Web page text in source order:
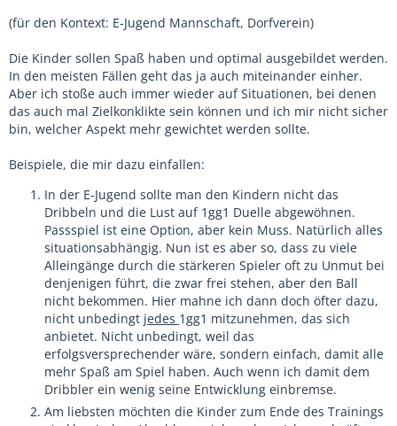
(für den Kontext: E-Jugend Mannschaft, Dorfverein)
Die Kinder sollen Spaß haben und optimal ausgebildet werden.
In den meisten Fällen geht das ja auch miteinander einher.
Aber ich stoße auch immer wieder auf Situationen, bei denen
das auch mal Zielkonklikte sein können und ich mir nicht sicher
bin, welcher Aspekt mehr gewichtet werden sollte.
Beispiele, die mir dazu einfallen:
In der E-Jugend sollte man den Kindern nicht das
Dribbeln und die Lust auf 1gg1 Duelle abgewöhnen.
Passspiel ist eine Option, aber kein Muss. Natürlich alles
situationsabhängig. Nun ist es aber so, dass zu viele
Alleingänge durch die stärkeren Spieler oft zu Unmut bei
denjenigen führt, die zwar frei stehen, aber den Ball
nicht bekommen. Hier mahne ich dann doch öfter dazu,
nicht unbedingt jedes 1gg1 mitzunehmen, das sich
anbietet. Nicht unbedingt, weil das
erfolgsversprechender wäre, sondern einfach, damit alle
mehr Spaß am Spiel haben. Auch wenn ich damit dem
Dribbler ein wenig seine Entwicklung einbremse.
Am liebsten möchten die Kinder zum Ende des Trainings